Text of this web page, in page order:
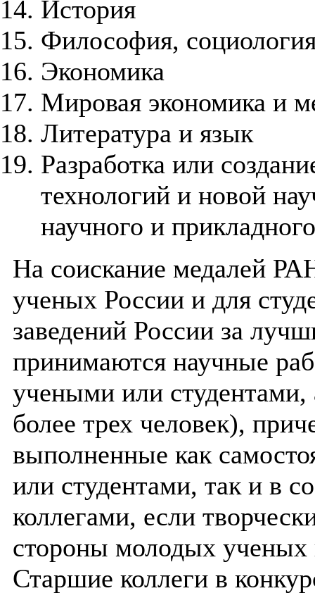
История
Философия,
Экономика
Мировая экономика и
Литература и язык
Разработка или
технологий и новой
научного и
На соискание медалей
ученых России и для
заведений России за
принимаются научные
учеными или студентами,
более трех человек),
выполненные как
или студентами, так и в
коллегами, если
стороны молодых ученых
Старшие коллеги в